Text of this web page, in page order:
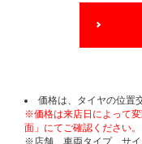
価格は、タイヤの位置
※価格は来店日によって
面」にてご確認ください。
※店舗、車両タイプ、サ